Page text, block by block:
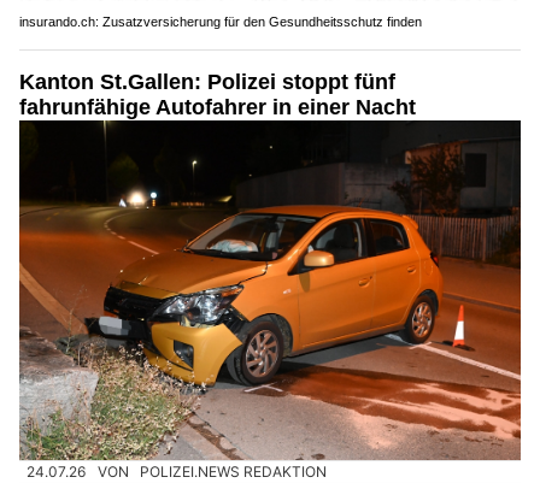
insurando.ch: Zusatzversicherung für den Gesundheitsschutz finden
Kanton St.Gallen: Polizei stoppt fünf
fahrunfähige Autofahrer in einer Nacht
24.07.26 VON POLIZEI.NEWS REDAKTION